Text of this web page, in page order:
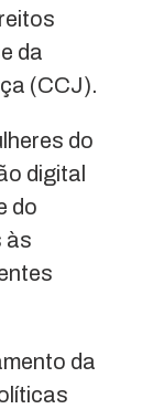
da
(CCJ).
do
digital
do
às
da